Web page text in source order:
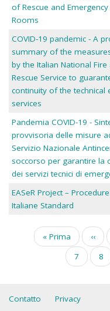
of Rescue and
Rooms
COVID-19 pandemic - A
summary of the
by the Italian National Fire
Rescue Service to
continuity of the technical
services
Pandemia COVID-19 -
provvisoria delle misure
Servizio Nazionale
soccorso per garantire la
dei servizi tecnici di
EASeR Project –
Italiane Standard
PaginazionePrima
pagina
« Prima
Pagina
‹‹
Pagina
7 8
Contatto Privacy